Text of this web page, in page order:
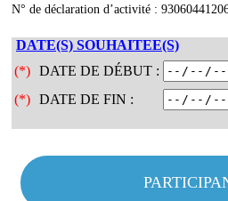
N° de déclaration d’activité :
DATE(S) SOUHAITEE(S)
(*) DATE DE DÉBUT :
(*) DATE DE FIN :